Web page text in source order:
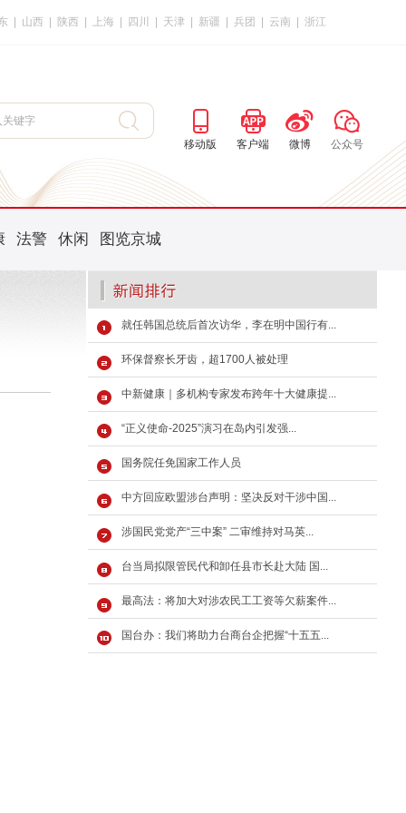
山西 陕西 上海 四川 天津 新疆 兵团 云南 浙江
移动版 客户端 微博 公众号
法警 休闲 图览京城
就任韩国总统后首次访华，李在明中国行有...
环保督察长牙齿，超1700人被处理
中新健康｜多机构专家发布跨年十大健康提...
“正义使命-2025”演习在岛内引发强...
国务院任免国家工作人员
中方回应欧盟涉台声明：坚决反对干涉中国...
涉国民党党产“三中案” 二审维持对马英...
台当局拟限管民代和卸任县市长赴大陆 国...
最高法：将加大对涉农民工工资等欠薪案件...
国台办：我们将助力台商台企把握“十五五...